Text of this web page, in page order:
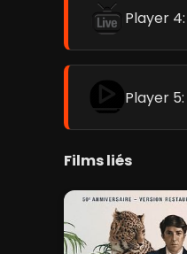
Player 4:
Player 5:
Films liés